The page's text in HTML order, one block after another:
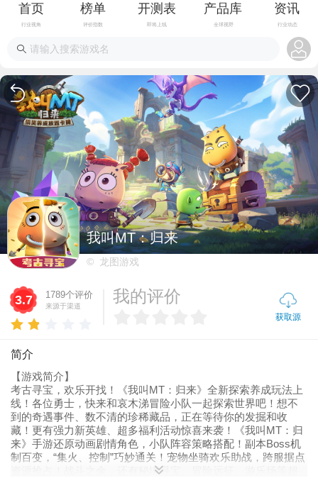
首页
行业视角
榜单
评价指数
开测表
即将上线
产品库
全球视野
资讯
行业动态
我叫MT：归来
© 龙图游戏
3.7 1789个评价
来源于渠道
我的评价
获取源
简介
【游戏简介】
考古寻宝，欢乐开找！《我叫MT：归来》全新探索养成玩法上
线！各位勇士，快来和哀木涕冒险小队一起探索世界吧！想不
到的奇遇事件、数不清的珍稀藏品，正在等待你的发掘和收
藏！更有强力新英雄、超多福利活动惊喜来袭！《我叫MT：归
来》手游还原动画剧情角色，小队阵容策略搭配！副本Boss机
制百变，“集火、控制”巧妙通关！宠物坐骑欢乐助战，跨服据点
资源抢占！战斗之余，还有秘境寻宝、冒险远征、游乐场等超